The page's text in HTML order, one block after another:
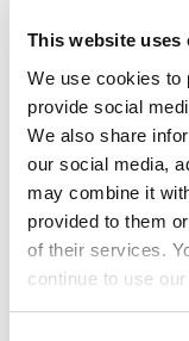
This website uses
We use cookies to
provide social
We also share
our social media,
may combine it
provided to them
of their services.
continue to use
KB
医療機関等に
本件に関す